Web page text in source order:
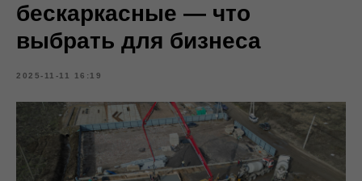
бескаркасные — что
выбрать для бизнеса
2025-11-11 16:19